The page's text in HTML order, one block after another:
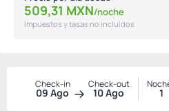
509,31 MXN/noche
Impuestos y tasas no incluidos
Check-in
09 Ago
Check-out
10 Ago 1